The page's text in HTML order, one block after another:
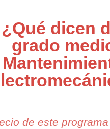
¿Qué dicen
grado
de este